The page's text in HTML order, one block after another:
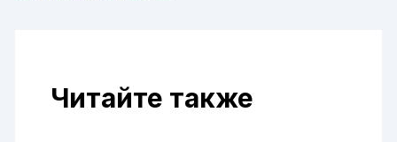
Читайте также